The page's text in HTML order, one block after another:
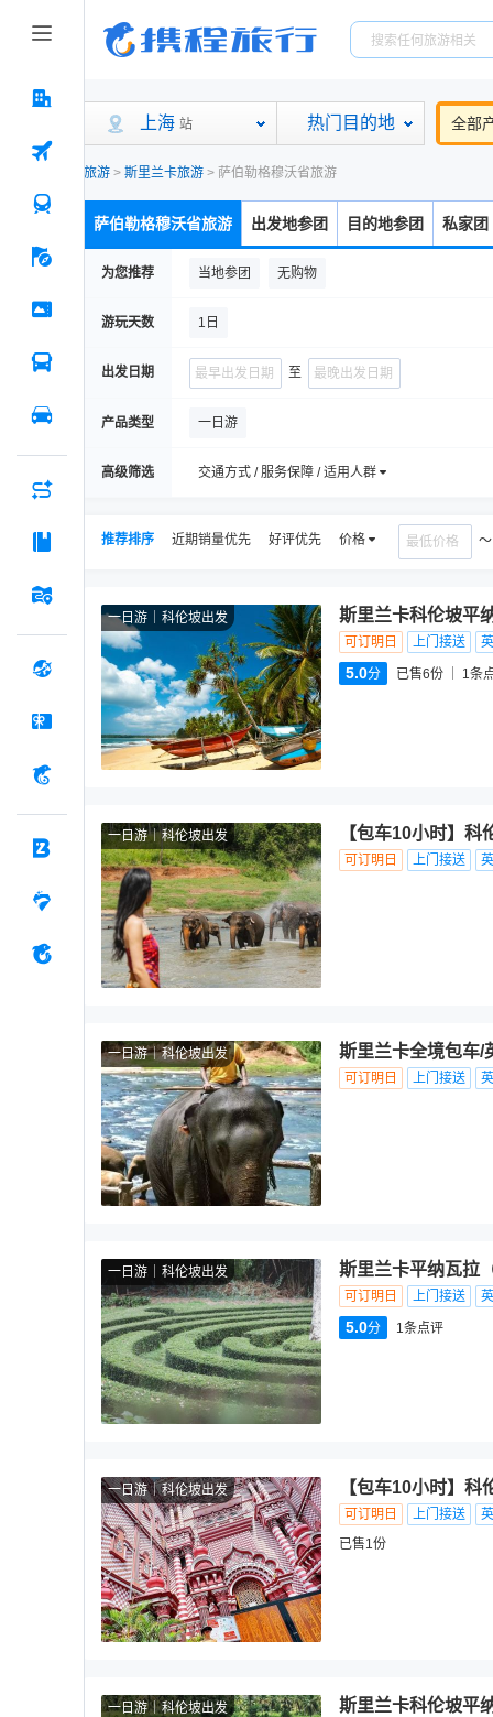
上海 站 热门目的地 全部
旅游 > 斯里兰卡旅游 > 萨伯勒格穆沃省旅游
萨伯勒格穆沃省旅游 出发地参团 目的地参团 私家团
为您推荐 当地参团 无购物
游玩天数 1日
出发日期 至
产品类型 一日游
高级筛选 交通方式 / 服务保障 / 适用人群
推荐排序 近期销量优先 好评优先 价格
一日游 科伦坡出发 斯里兰卡科伦坡平
可订明日 上门接送
5.0分 已售6份 1条
一日游 科伦坡出发 【包车10小时】
可订明日 上门接送
一日游 科伦坡出发 斯里兰卡全境包车/
可订明日 上门接送
一日游 科伦坡出发 斯里兰卡平纳瓦拉
可订明日 上门接送
5.0分 1条点评
一日游 科伦坡出发 【包车10小时】
可订明日 上门接送
已售1份
一日游 科伦坡出发 斯里兰卡科伦坡平